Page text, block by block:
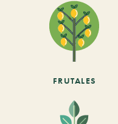
FRUTALES